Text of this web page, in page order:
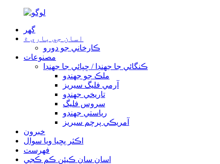
گھر
اسان جي باري ۾
ڪارخاني جو دورو
مصنوعات
ڪنگائي جا جهنڊا / ڇپائي جا جهنڊا
ملڪ جو جهنڊو
آرمي فليگ سيريز
تاريخي جهنڊو
سروس فليگ
رياستي جهنڊو
آمريڪي پرچم سيريز
خبرون
اڪثر پڇيا ويا سوال
فهرست
اسان سان ڪيئن ڪم ڪجي